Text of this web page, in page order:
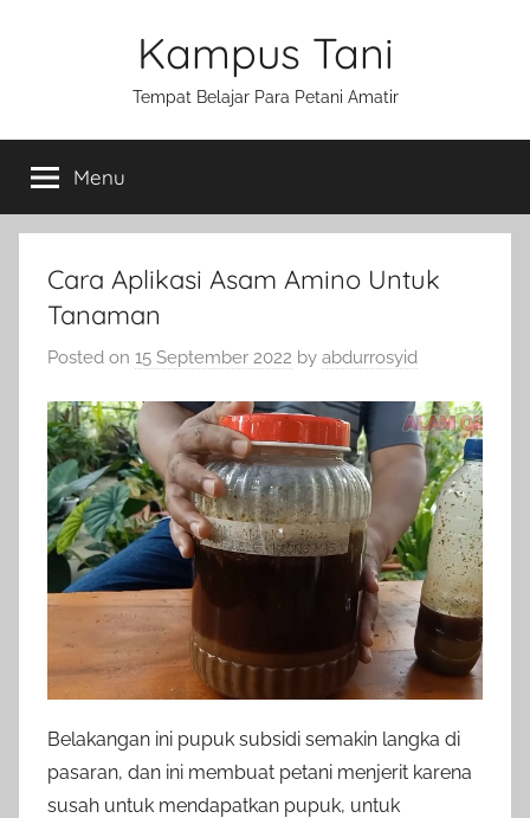
Kampus Tani
Tempat Belajar Para Petani Amatir
Menu
Cara Aplikasi Asam Amino Untuk
Tanaman
Posted on 15 September 2022 by abdurrosyid
Belakangan ini pupuk subsidi semakin langka di
pasaran, dan ini membuat petani menjerit karena
susah untuk mendapatkan pupuk, untuk